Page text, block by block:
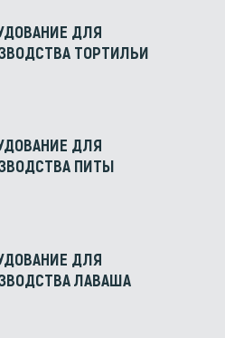
ДЛЯ
ТОРТИЛЬИ
ДЛЯ
ПИТЫ
ДЛЯ
ЛАВАША